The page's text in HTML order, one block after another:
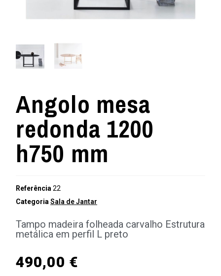
Angolo mesa
redonda 1200
h750 mm
Referência 22
Categoria Sala de Jantar
Tampo madeira folheada carvalho Estrutura
metálica em perfil L preto
490,00 €